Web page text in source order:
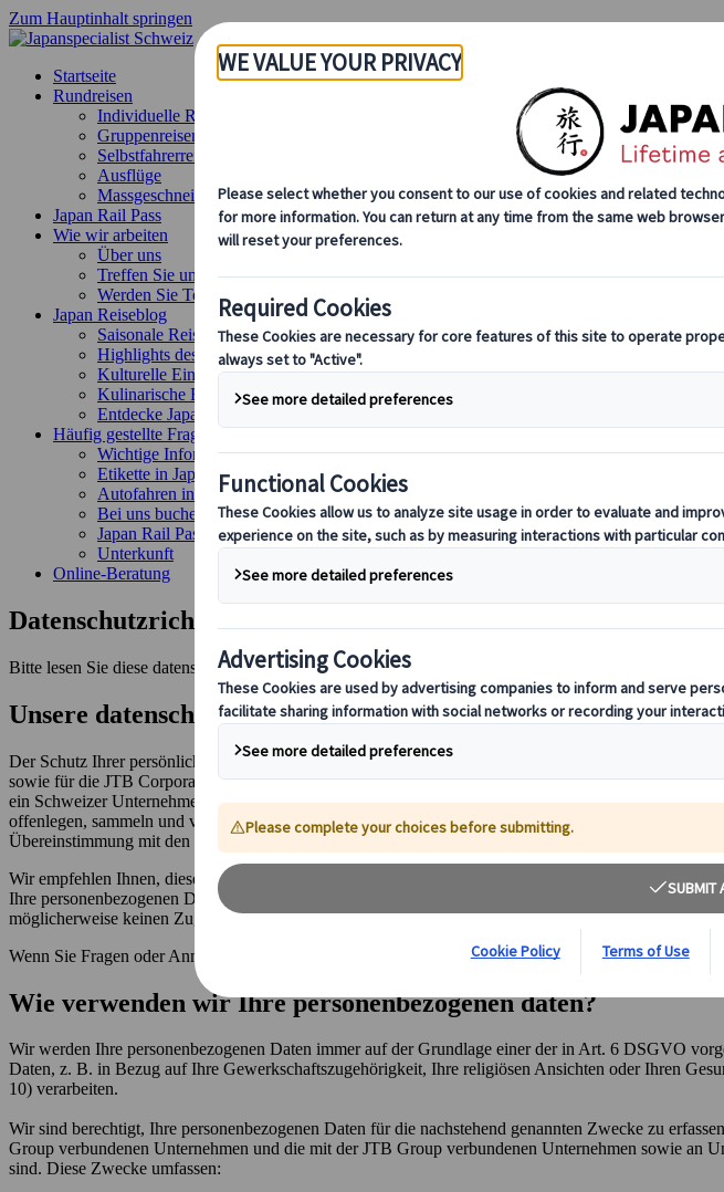
Zum Hauptinhalt springen
Startseite
Rundreisen
Individuelle Reisen
Gruppenreisen
Selbstfahrerreisen
Ausflüge
Massgeschneiderte Gruppenreisen
Japan Rail Pass
Wie wir arbeiten
Über uns
Treffen Sie unser Team
Werden Sie Teil unseres Teams
Japan Reiseblog
Saisonale Reisetipps
Highlights des Reiseziels
Kulturelle Einblicke
Kulinarische Erlebnisse
Entdecke Japan mit dem Zug
Häufig gestellte Fragen
Wichtige Informationen
Etikette in Japan
Autofahren in Japan
Bei uns buchen
Japan Rail Pass
Unterkunft
Online-Beratung
Datenschutzrichtlinie
Bitte lesen Sie diese datenschutzrichtlinie sorgfältig durch.
Unsere datenschutzerklärung
Der Schutz Ihrer persönlichen Daten ist von grosser Bedeutung für Kuoni Global Travel Services
sowie für die JTB Corporation und ihre Tochtergesellschaften (zusammen die "JTB-Gruppe").
ein Schweizer Unternehmen, das in der Erbringung von Reisedienstleistungen tätig ist und als
offenlegen, sammeln und verarbeiten. Wir agieren auch als Datenverarbeiter, wenn wir Ihre
Übereinstimmung mit den geltenden Datenschutzbestimmungen der EU und der Mitgliedstaaten,
Wir empfehlen Ihnen, diese Datenschutzrichtlinie sorgfältig zu lesen. Wenn Sie nicht möchten, dass
Ihre personenbezogenen Daten bitte nicht zur Verfügung. Bitte beachten Sie, dass wir in einem
möglicherweise keinen Zugang zu einigen Funktionen der Website haben und/oder diese nicht
Wenn Sie Fragen oder Anmerkungen zu dieser Datenschutzrichtlinie haben, wenden Sie sich bitte an
Wie verwenden wir Ihre personenbezogenen daten?
Wir werden Ihre personenbezogenen Daten immer auf der Grundlage einer der in Art. 6 DSGVO
Daten, z. B. in Bezug auf Ihre Gewerkschaftszugehörigkeit, Ihre religiösen Ansichten oder Ihren
10) verarbeiten.
Wir sind berechtigt, Ihre personenbezogenen Daten für die nachstehend genannten Zwecke zu
Group verbundenen Unternehmen und die mit der JTB Group verbundenen Unternehmen sowie an
sind. Diese Zwecke umfassen: